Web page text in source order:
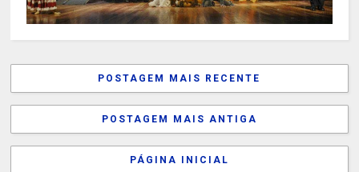
POSTAGEM MAIS RECENTE
POSTAGEM MAIS ANTIGA
PÁGINA INICIAL